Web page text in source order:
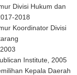
Divisi Hukum dan
2018
Koordinator Divisi
Institute, 2005
Kepala Daerah